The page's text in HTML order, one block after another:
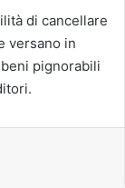
di cancellare
versano in
pignorabili